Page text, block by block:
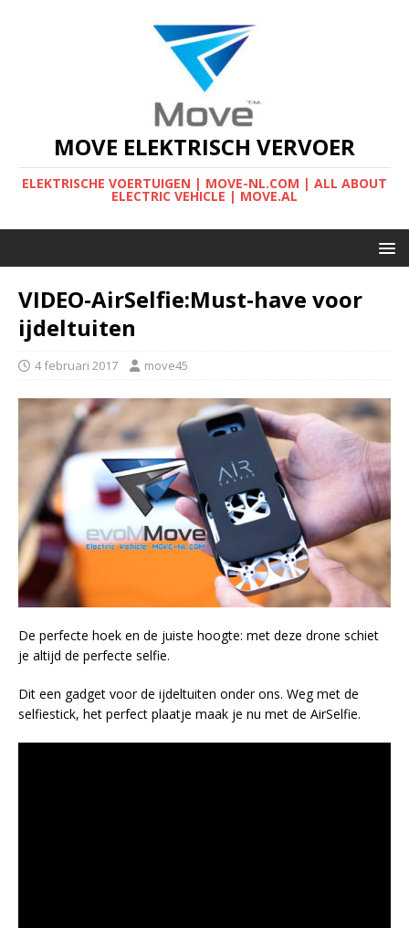
MOVE ELEKTRISCH VERVOER
ELEKTRISCHE VOERTUIGEN | MOVE-NL.COM | ALL ABOUT
ELECTRIC VEHICLE | MOVE.AL
VIDEO-AirSelfie:Must-have voor
ijdeltuiten
4 februari 2017 move45
De perfecte hoek en de juiste hoogte: met deze drone schiet
je altijd de perfecte selfie.
Dit een gadget voor de ijdeltuiten onder ons. Weg met de
selfiestick, het perfect plaatje maak je nu met de AirSelfie.